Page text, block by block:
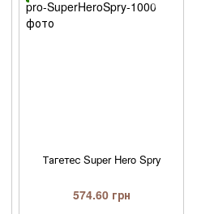
Тагетес Super Hero Spry
574.60 грн